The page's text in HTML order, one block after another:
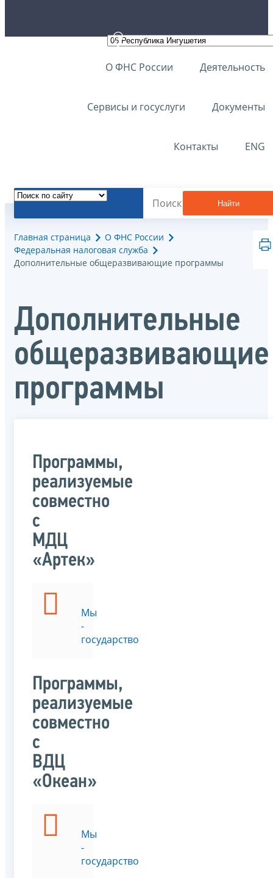
О ФНС России Деятельность
Сервисы и госуслуги Документы
Контакты ENG
Найти
Главная страница
О ФНС России
Федеральная налоговая служба
Дополнительные общеразвивающие программы
Дополнительные
общеразвивающие
программы
Программы,
реализуемые
совместно
с
МДЦ
«Артек»
Мы
-
государство
Программы,
реализуемые
совместно
с
ВДЦ
«Океан»
Мы
-
государство